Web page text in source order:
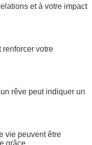
et à votre impact
renforcer votre
rêve peut indiquer un
vie peuvent être
grâce.